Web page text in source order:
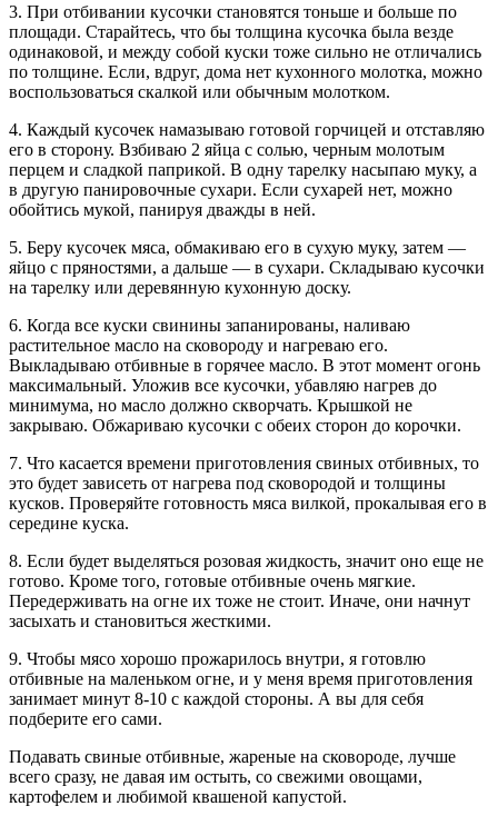
3. При отбивании кусочки становятся тоньше и больше по
площади. Старайтесь, что бы толщина кусочка была везде
одинаковой, и между собой куски тоже сильно не отличались
по толщине. Если, вдруг, дома нет кухонного молотка, можно
воспользоваться скалкой или обычным молотком.
4. Каждый кусочек намазываю готовой горчицей и отставляю
его в сторону. Взбиваю 2 яйца с солью, черным молотым
перцем и сладкой паприкой. В одну тарелку насыпаю муку, а
в другую панировочные сухари. Если сухарей нет, можно
обойтись мукой, панируя дважды в ней.
5. Беру кусочек мяса, обмакиваю его в сухую муку, затем —
яйцо с пряностями, а дальше — в сухари. Складываю кусочки
на тарелку или деревянную кухонную доску.
6. Когда все куски свинины запанированы, наливаю
растительное масло на сковороду и нагреваю его.
Выкладываю отбивные в горячее масло. В этот момент огонь
максимальный. Уложив все кусочки, убавляю нагрев до
минимума, но масло должно скворчать. Крышкой не
закрываю. Обжариваю кусочки с обеих сторон до корочки.
7. Что касается времени приготовления свиных отбивных, то
это будет зависеть от нагрева под сковородой и толщины
кусков. Проверяйте готовность мяса вилкой, прокалывая его в
середине куска.
8. Если будет выделяться розовая жидкость, значит оно еще не
готово. Кроме того, готовые отбивные очень мягкие.
Передерживать на огне их тоже не стоит. Иначе, они начнут
засыхать и становиться жесткими.
9. Чтобы мясо хорошо прожарилось внутри, я готовлю
отбивные на маленьком огне, и у меня время приготовления
занимает минут 8-10 с каждой стороны. А вы для себя
подберите его сами.
Подавать свиные отбивные, жареные на сковороде, лучше
всего сразу, не давая им остыть, со свежими овощами,
картофелем и любимой квашеной капустой.